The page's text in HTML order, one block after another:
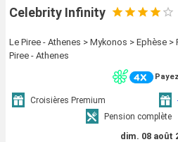
Celebrity Infinity
Le Piree - Athenes > Mykonos > Ephèse
Piree - Athenes
Croisières Premium
Pension complète
dim. 08 août